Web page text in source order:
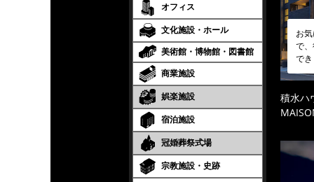
オフィス
文化施設・ホール
美術館・博物館・図書館
商業施設
娯楽施設
宿泊施設
冠婚葬祭式場
宗教施設・史跡
お
で
で
積水